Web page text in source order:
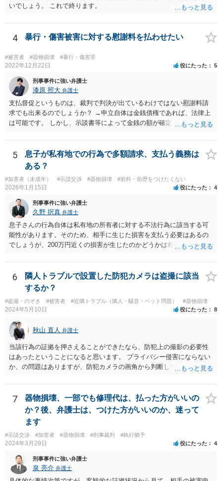
いでしょう。 これで終ります。
4 暴行・傷害被害に対する慰謝料を払わせたい
#被害者 #器物損壊 #暴行・傷害罪
2022年12月22日 役にたった 5
刑事事件に強い弁護士
漆原 照大 弁護士
支払督促というものは、裁判で判決が出ているわけではない慰謝料請
求でも出来るのでしょうか？ →申立自体は金銭債権であれば、法律上
は可能です。 しかし、示談書等によって金銭の額が確定していない損
見据えた検討になるかと存じます。 相手の職場に内容証明郵便を送る
のは何か罪に問われますか？ →会社は事件とは関係がないので最悪名
誉棄損に問われる可能性があります。住所等が不明であったり、どう
しても送達ができない場合に限り、相手方の承諾をとった上で送付す
ることは可能であると思います。 なお、旧姓を併記すること自体は問
題ありません。 参考条文 民事訴訟法 第三百八十五条 支払督促の申
立てが第三百八十二条若しくは第三百八十三条の規定に違反すると
き、又は申立ての趣旨から請求に理由がないことが明らかなときは、
その申立てを却下しなければならない。請求の一部につき支払督促を
発することができない場合におけるその一部についても、同様とす
る。
5
息子が私有地での行為で多額請求、支払う義務は
ある？
#加害者（未成年） #示談交渉 #器物損壊 #前科・前歴をつけたくない
2026年1月15日 役にたった 4
刑事事件に強い弁護士
久野 択真 弁護士
息子さんの行為自体は私有地の所有者に対する不法行為に該当する可
能性があります。そのため、相手に生じた損害を支払う必要はあるの
でしょうが、200万円近くの損害が生じたのかどうかは相手の方で立証
ントアウトして、お近くの弁護士に一度相談してみるのが良いと思い
ます。 ご参考までに。
6
隣人トラブルで設置した防犯カメラは盗撮に該当
するか？
#盗撮・のぞき #被害者 #近隣トラブル（隣人・騒音・ペット問題） #器物損壊
2024年5月10日 役にたった 8
秋山 直人 弁護士
当該行為の証拠を押さえることができたなら、防犯上の撮影の必要性
はあったということになると思います。 プライバシー侵害にならない
か、の問題はありますが、防犯カメラの画角から判断して、隣人のプ
「盗撮」という指摘はあたらないのではないか、と思います。
7
器物損壊、一部でも修理代は、払った方がいいの
か？後、弁護士は、つけた方がいいのか、迷って
ます
#示談交渉 #加害者 #器物損壊 #刑事裁判 #執行猶予
2024年3月29日 役にたった 4
刑事事件に強い弁護士
泉 亮介 弁護士